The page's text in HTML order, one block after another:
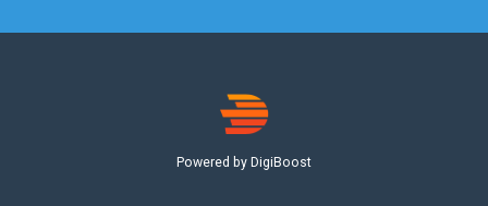
Powered by DigiBoost